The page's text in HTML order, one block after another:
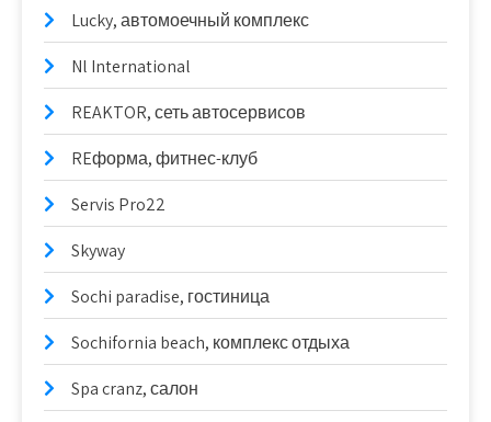
Lucky, автомоечный комплекс
Nl International
REAKTOR, сеть автосервисов
REформа, фитнес-клуб
Servis Pro22
Skyway
Sochi paradise, гостиница
Sochifornia beach, комплекс отдыха
Spa cranz, салон